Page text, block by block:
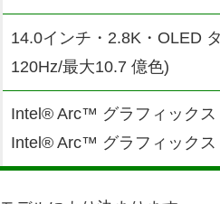
14.0インチ・2.8K・OLED
120Hz/最大10.7 億色)
Intel® Arc™ グラフィックス
Intel® Arc™ グラフィックス